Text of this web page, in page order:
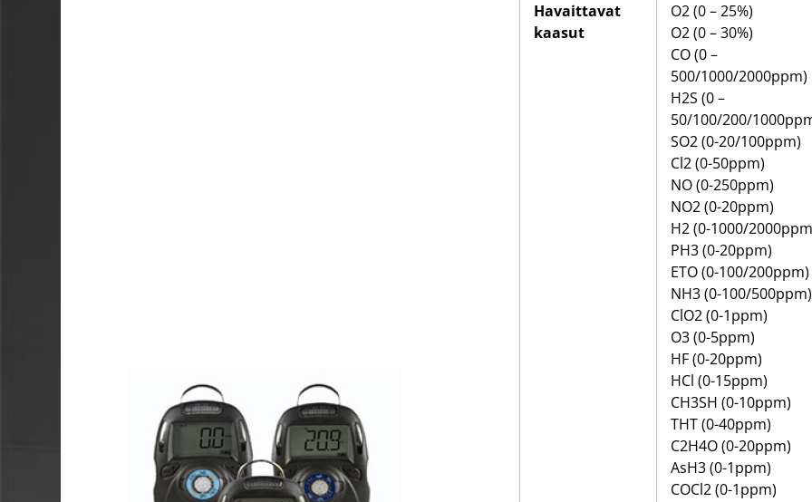
Havaittavat
kaasut
O2 (0 – 25%)
O2 (0 – 30%)
CO (0 –
500/1000/2000ppm)
H2S (0 –
50/100/200/
SO2 (0-20/100ppm)
Cl2 (0-50ppm)
NO (0-250ppm)
NO2 (0-20ppm)
H2 (0-1000/
PH3 (0-20ppm)
ETO (0-100/200ppm)
NH3 (0-100/500ppm)
ClO2 (0-1ppm)
O3 (0-5ppm)
HF (0-20ppm)
HCl (0-15ppm)
CH3SH (0-10ppm)
THT (0-40ppm)
C2H4O (0-20ppm)
AsH3 (0-1ppm)
COCl2 (0-1ppm)